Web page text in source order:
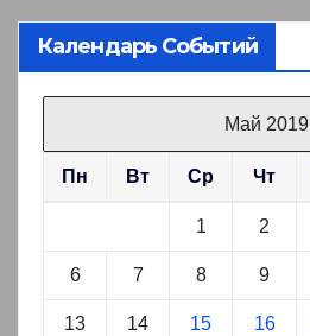
Календарь Событий
Май 2019
Пн Вт Ср Чт
1 2
6 7 8 9
13 14 15 16